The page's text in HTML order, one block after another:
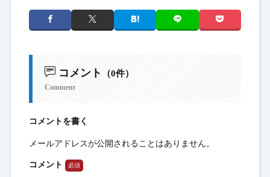
コメント （0件）
Comment
コメントを書く
メールアドレスが公開されることはありません。
コメント